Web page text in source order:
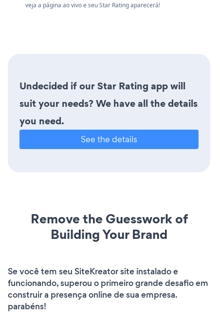
veja a página ao vivo e seu Star Rating aparecerá!
Undecided if our Star Rating app will
suit your needs? We have all the details
you need.
See the details
Remove the Guesswork of
Building Your Brand
Se você tem seu SiteKreator site instalado e
funcionando, superou o primeiro grande desafio em
construir a presença online de sua empresa.
parabéns!